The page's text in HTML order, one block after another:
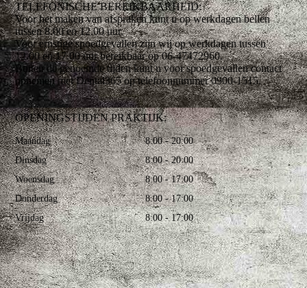
TELEFONISCHE BEREIKBAARHEID:
Voor het maken van afspraken kunt u op werkdagen bellen
tussen 8.00 en 12.00 uur.
Voor ernstige spoedgevallen zijn wij op werkdagen tussen
12.00 en 17.00 uur bereikbaar op 06-47472960.
Buiten de genoemde tijden kunt u voor spoedgevallen contact
opnemen met Dental365 op telefoonnummer 0900-1515.
OPENINGSTIJDEN PRAKTIJK:
Maandag
8:00 - 20:00
Dinsdag
8:00 - 20:00
Woensdag
8:00 - 17:00
Donderdag
8:00 - 17:00
Vrijdag
8:00 - 17:00